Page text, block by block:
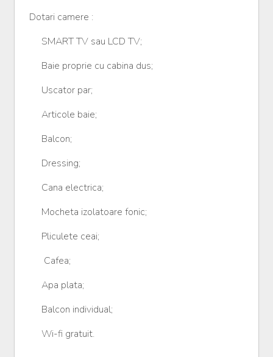
Dotari camere :
SMART TV sau LCD TV;
Baie proprie cu cabina dus;
Uscator par;
Articole baie;
Balcon;
Dressing;
Cana electrica;
Mocheta izolatoare fonic;
Pliculete ceai;
Cafea;
Apa plata;
Balcon individual;
Wi-fi gratuit.